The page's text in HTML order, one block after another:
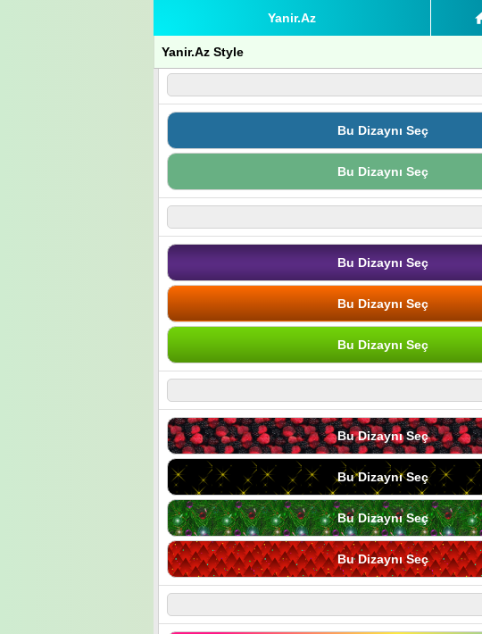
Yanir.Az
Yanir.Az Style
Bu Dizaynı Seç
Bu Dizaynı Seç
Bu Dizaynı Seç
Bu Dizaynı Seç
Bu Dizaynı Seç
Bu Dizaynı Seç
Bu Dizaynı Seç
Bu Dizaynı Seç
Bu Dizaynı Seç